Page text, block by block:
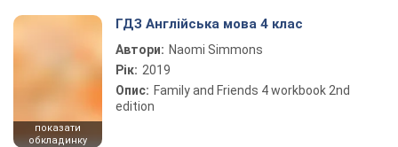
показати
обкладинку
ГДЗ Англійська мова 4 клас
Автори: Naomi Simmons
Рік: 2019
Опис: Family and Friends 4 workbook 2nd
edition